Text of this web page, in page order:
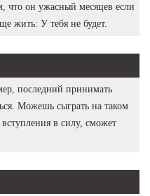
что он ужасный месяцев если
жить: У тебя не будет.
последний принимать
Можешь сыграть на таком
в силу, сможет